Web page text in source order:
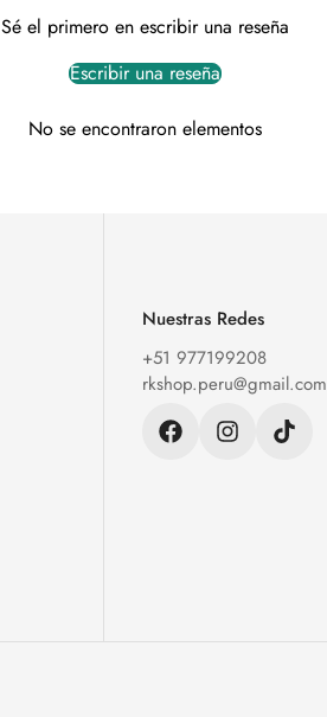
Sé el primero en escribir una reseña
Escribir una reseña
No se encontraron elementos
Nuestras Redes
+51 977199208
rkshop.peru@gmail.com